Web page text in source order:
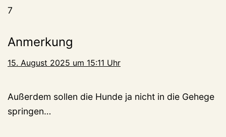
7
Anmerkung
15. August 2025 um 15:11 Uhr
Außerdem sollen die Hunde ja nicht in die Gehege
springen…